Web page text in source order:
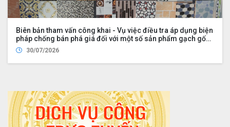
Biên bản tham vấn công khai - Vụ việc điều tra áp dụng biện
pháp chống bán phá giá đối với một số sản phẩm gạch gốm,
sứ ốp lát có xuất xứ từ Cộng hòa Ấn Độ
30/07/2026